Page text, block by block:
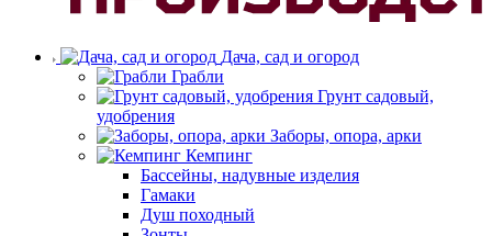
Дача, сад и огород
Грабли
Грунт садовый,
удобрения
Заборы, опора, арки
Кемпинг
Бассейны, надувные изделия
Гамаки
Душ походный